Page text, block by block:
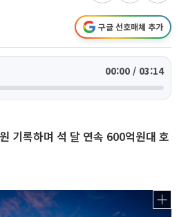
구글 선호매체 추가
00:00 / 03:14
기록하며 석 달 연속 600억원대 호